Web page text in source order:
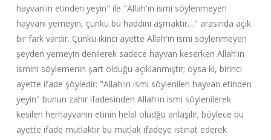
hayvan'ın etinden yeyin" ile "Allah'ın ismi söylenmeyen
hayvanı yemeyin, çünkü bu haddini aşmaktır…" arasında açık
bir fark vardır. Çünkü ikinci ayette Allah'ın ismi söylenmeyen
şeyden yemeyin denilerek sadece hayvan keserken Allah'ın
ismini söylemenin şart olduğu açıklanmıştır; oysa ki, birinci
ayette ifade şöyledir: "Allah'ın ismi söylenilen hayvan etinden
yeyin" bunun zahır ifadesinden Allah'ın ismi söylenilerek
kesilen herhayvanın etinin helal oludğu anlaşılır; böylece bu
ayette ifade mutlaktır bu mutlak ifadeye istinat ederek